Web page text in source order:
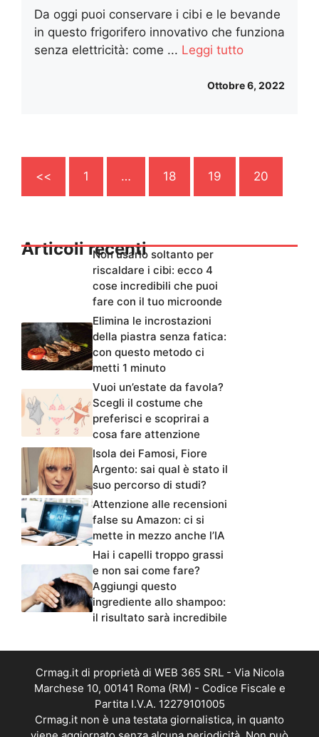
Da oggi puoi conservare i cibi e le bevande
in questo frigorifero innovativo che funziona
senza elettricità: come ... Leggi tutto
Ottobre 6, 2022
<< 1 … 18 19 20
Articoli recentiNon usarlo soltanto per
riscaldare i cibi: ecco 4
cose incredibili che puoi
fare con il tuo microonde
Elimina le incrostazioni
della piastra senza fatica:
con questo metodo ci
metti 1 minuto
Vuoi un’estate da favola?
Scegli il costume che
preferisci e scoprirai a
cosa fare attenzione
Isola dei Famosi, Fiore
Argento: sai qual è stato il
suo percorso di studi?
Attenzione alle recensioni
false su Amazon: ci si
mette in mezzo anche l’IA
Hai i capelli troppo grassi
e non sai come fare?
Aggiungi questo
ingrediente allo shampoo:
il risultato sarà incredibile
Crmag.it di proprietà di WEB 365 SRL - Via Nicola
Marchese 10, 00141 Roma (RM) - Codice Fiscale e
Partita I.V.A. 12279101005
Crmag.it non è una testata giornalistica, in quanto